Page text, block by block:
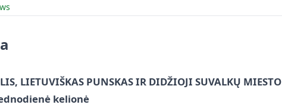
LIETUVIŠKAS PUNSKAS IR DIDŽIOJI SUVALKŲ MIESTO
kelionė